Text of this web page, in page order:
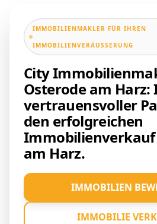
IMMOBILIENMAKLER FÜR IHREN
IMMOBILIENVERÄUSSERUNG
City
Osterode am Harz:
vertrauensvoller
den erfolgreichen
Immobilienverkauf
am Harz.
IMMOBILIEN
IMMOBILIE